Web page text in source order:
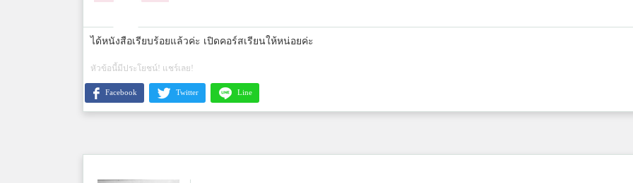
ได้หนังสือเรียบร้อยแล้วค่ะ เปิดคอร์สเรียนให้หน่อยค่ะ
หัวข้อนี้มีประโยชน์! แชร์เลย!
Facebook Twitter Line